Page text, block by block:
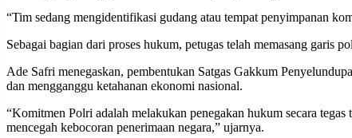
“Tim sedang mengidentifikasi gudang atau tempat penyimpanan
Sebagai bagian dari proses hukum, petugas telah memasang garis
Ade Safri menegaskan, pembentukan Satgas Gakkum
dan mengganggu ketahanan ekonomi nasional.
“Komitmen Polri adalah melakukan penegakan hukum secara
mencegah kebocoran penerimaan negara,” ujarnya.